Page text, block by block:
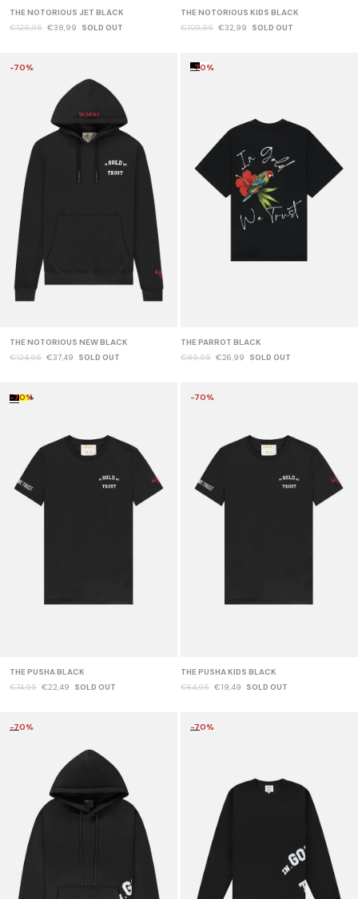
THE NOTORIOUS JET BLACK
€129,95 €38,99 SOLD OUT
THE NOTORIOUS KIDS BLACK
€109,95 €32,99 SOLD OUT
-70%
THE NOTORIOUS NEW BLACK
€124,95 €37,49 SOLD OUT
-70%
THE PARROT BLACK
€89,95 €26,99 SOLD OUT
+
-70%
THE PUSHA BLACK
€74,95 €22,49 SOLD OUT
-70%
THE PUSHA KIDS BLACK
€64,95 €19,49 SOLD OUT
-70% -70%